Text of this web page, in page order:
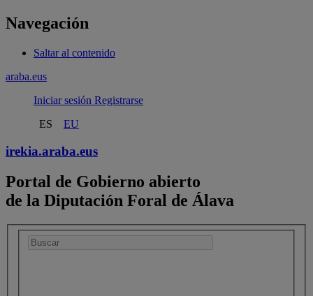
Navegación
Saltar al contenido
araba.eus
Iniciar sesión Registrarse
ES
EU
irekia.araba.eus
Portal de Gobierno abierto
de la Diputación Foral de Álava